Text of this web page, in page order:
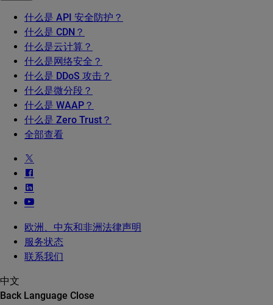
什么是 API 安全防护？
什么是 CDN？
什么是云计算？
什么是网络安全？
什么是 DDoS 攻击？
什么是微分段？
什么是 WAAP？
什么是 Zero Trust？
全部查看
欧洲、中东和非洲法律声明
服务状态
联系我们
中文
Back Language Close